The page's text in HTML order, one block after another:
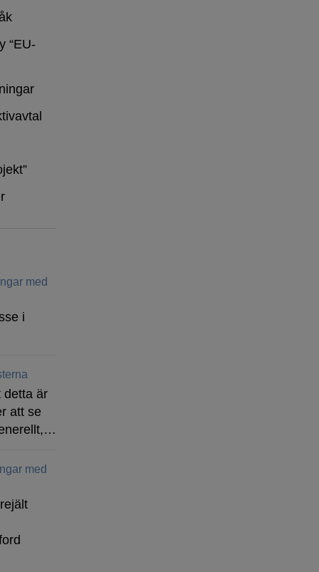
“EU-
med
i
detta är
att se
med